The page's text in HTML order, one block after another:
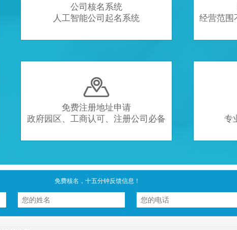
公司核名系统
人工智能公司起名系统
经营范围

免费注册地址申请
政府园区、工商认可、注册公司必备
专
免费核名，十五分钟反馈信息！